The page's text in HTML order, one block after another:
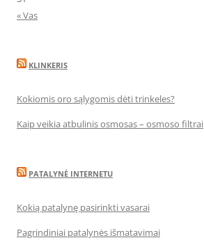
« Vas
KLINKERIS
Kokiomis oro sąlygomis dėti trinkeles?
Kaip veikia atbulinis osmosas – osmoso filtrai
PATALYNĖ INTERNETU
Kokią patalynę pasirinkti vasarai
Pagrindiniai patalynės išmatavimai